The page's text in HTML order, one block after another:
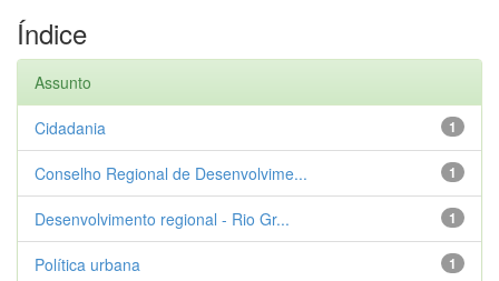
Índice
Assunto
1
Cidadania
1
Conselho Regional de Desenvolvime...
1
Desenvolvimento regional - Rio Gr...
1
Política urbana